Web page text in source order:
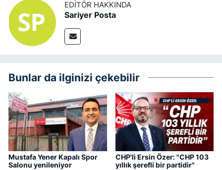
EDITÖR HAKKINDA
Sariyer Posta
Bunlar da ilginizi çekebilir
Mustafa Yener Kapalı Spor
Salonu yenileniyor
CHP'li Ersin Özer: "CHP 103
yıllık şerefli bir partidir"